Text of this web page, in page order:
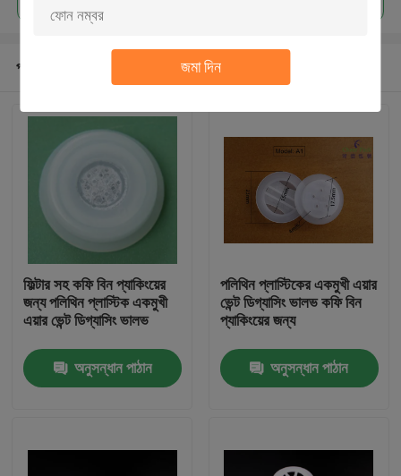
জমা দিন
প্রস্তাবিত পণ্য
ফিল্টার সহ কফি বিন প্যাকিংয়ের
জন্য পলিথিন প্লাস্টিক একমুখী
এয়ার ভেন্ট ডিগ্যাসিং ভালভ
অনুসন্ধান পাঠান
পলিথিন প্লাস্টিকের একমুখী এয়ার
ভেন্ট ডিগ্যাসিং ভালভ কফি বিন
প্যাকিংয়ের জন্য
অনুসন্ধান পাঠান